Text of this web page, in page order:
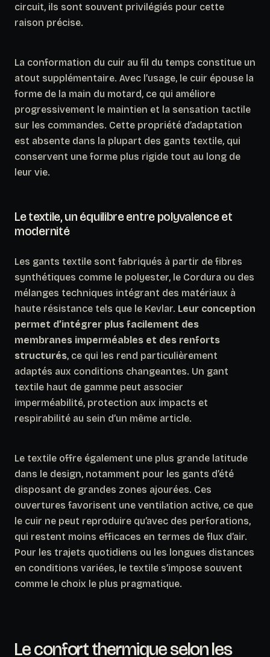
circuit, ils sont souvent privilégiés pour cette
raison précise.
La conformation du cuir au fil du temps constitue un
atout supplémentaire. Avec l’usage, le cuir épouse la
forme de la main du motard, ce qui améliore
progressivement le maintien et la sensation tactile
sur les commandes. Cette propriété d’adaptation
est absente dans la plupart des gants textile, qui
conservent une forme plus rigide tout au long de
leur vie.
Le textile, un équilibre entre polyvalence et
modernité
Les gants textile sont fabriqués à partir de fibres
synthétiques comme le polyester, le Cordura ou des
mélanges techniques intégrant des matériaux à
haute résistance tels que le Kevlar. Leur conception
permet d’intégrer plus facilement des
membranes imperméables et des renforts
structurés, ce qui les rend particulièrement
adaptés aux conditions changeantes. Un gant
textile haut de gamme peut associer
imperméabilité, protection aux impacts et
respirabilité au sein d’un même article.
Le textile offre également une plus grande latitude
dans le design, notamment pour les gants d’été
disposant de grandes zones ajourées. Ces
ouvertures favorisent une ventilation active, ce que
le cuir ne peut reproduire qu’avec des perforations,
qui restent moins efficaces en termes de flux d’air.
Pour les trajets quotidiens ou les longues distances
en conditions variées, le textile s’impose souvent
comme le choix le plus pragmatique.
Le confort thermique selon les